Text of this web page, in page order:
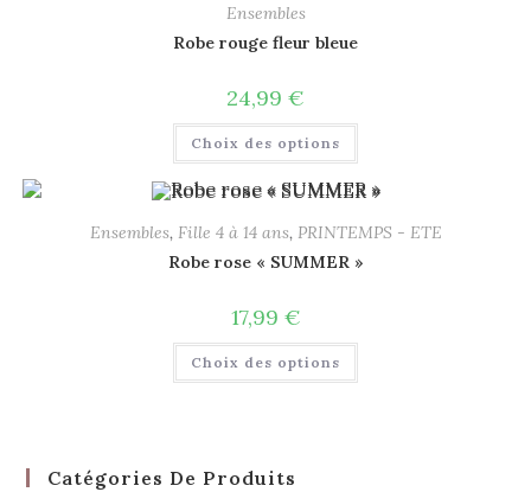
Ensembles
Robe rouge fleur bleue
24,99 €
Choix des options
Ensembles, Fille 4 à 14 ans, PRINTEMPS - ETE
Robe rose « SUMMER »
17,99 €
Choix des options
Catégories De Produits